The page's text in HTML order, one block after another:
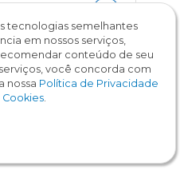
tecnologias semelhantes
em nossos serviços,
conteúdo de seu
você concorda com
nossa Política de Privacidade
.